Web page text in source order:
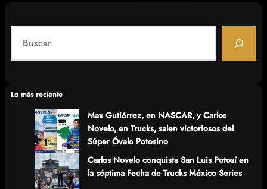
a
cLo más reciente
Max Gutiérrez, en NASCAR, y Carlos
Novelo, en Trucks, salen victoriosos del
Súper Óvalo Potosino
Carlos Novelo conquista San Luis Potosí en
la séptima Fecha de Trucks México Series